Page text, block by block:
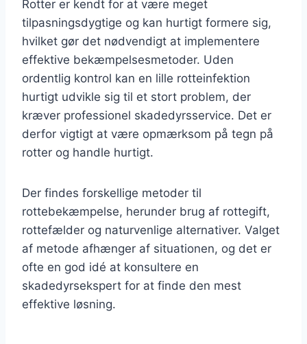
Rotter er kendt for at være meget
tilpasningsdygtige og kan hurtigt formere sig,
hvilket gør det nødvendigt at implementere
effektive bekæmpelsesmetoder. Uden
ordentlig kontrol kan en lille rotteinfektion
hurtigt udvikle sig til et stort problem, der
kræver professionel skadedyrsservice. Det er
derfor vigtigt at være opmærksom på tegn på
rotter og handle hurtigt.
Der findes forskellige metoder til
rottebekæmpelse, herunder brug af rottegift,
rottefælder og naturvenlige alternativer. Valget
af metode afhænger af situationen, og det er
ofte en god idé at konsultere en
skadedyrsekspert for at finde den mest
effektive løsning.